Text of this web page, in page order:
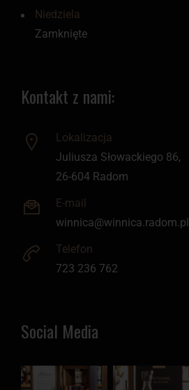
Niedziela
Zamknięte
Kontakt z nami:
Lokalizacja
Juliusza Słowackiego 86,
26-604 Radom
E-mail
winnica@winnica.radom.pl
Telefon
723 236 762
Social Media